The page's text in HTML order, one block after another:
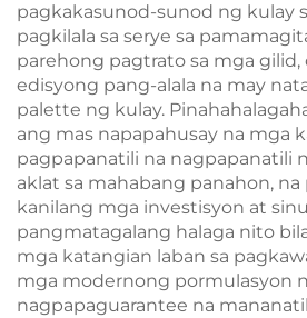
pagkakasunod-sunod ng kulay
pagkilala sa serye sa
parehong pagtrato sa mga gilid,
edisyong pang-alala na may
palette ng kulay.
ang mas napapahusay na mga
pagpapanatili na nagpapanatili
aklat sa mahabang panahon,
kanilang mga investisyon at
pangmatagalang halaga nito
mga katangian laban sa
mga modernong pormulasyon
nagpapaguarantee na